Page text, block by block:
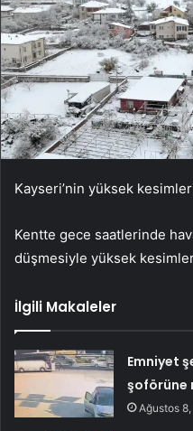
Kayseri’nin yüksek
Kentte gece saatlerinde hava
düşmesiyle yüksek
İlgili Makaleler
Emniyet
şoförüne
Ağustos